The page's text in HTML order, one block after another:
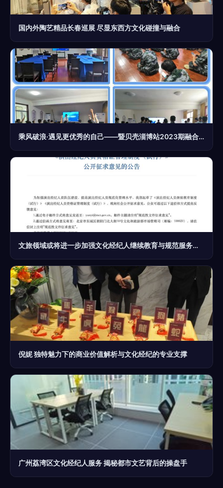
国内外陶艺精品长春巡展 尽显东西方文化碰撞与融合
乘风破浪·遇见更优秀的自己——暨贝壳淄博站2023期融合训 文化经纪人服务
文旅领域或将进一步加强文化经纪人继续教育与规范服务标准
倪妮 独特魅力下的商业价值解析与文化经纪的专业支撑
广州荔湾区文化经纪人服务 揭秘都市文艺背后的操盘手